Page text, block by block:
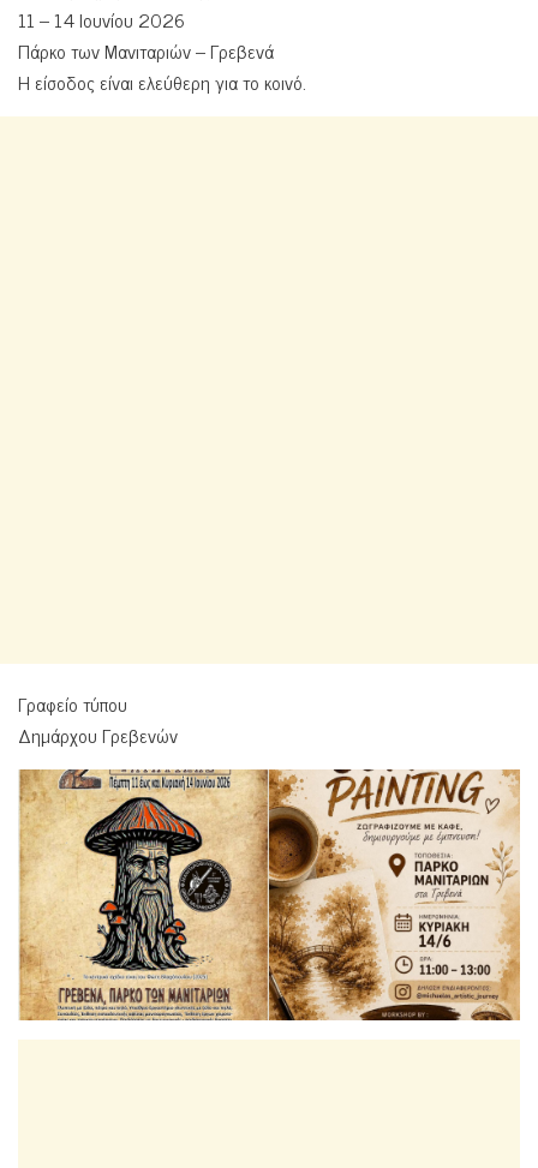
11 – 14 Ιουνίου 2026
Πάρκο των Μανιταριών – Γρεβενά
Η είσοδος είναι ελεύθερη για το κοινό.
Γραφείο τύπου
Δημάρχου Γρεβενών